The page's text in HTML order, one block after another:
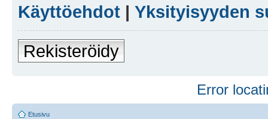
Käyttöehdot | Yksityisyyden
Rekisteröidy
Error
Etusivu